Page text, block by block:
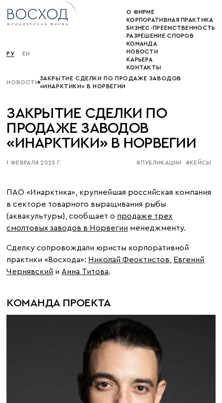
РУ EN
О ФИРМЕ
КОРПОРАТИВНАЯ ПРАКТИКА
БИЗНЕС-ПРЕЕМСТВЕННОСТЬ
РАЗРЕШЕНИЕ СПОРОВ
КОМАНДА
НОВОСТИ
КАРЬЕРА
КОНТАКТЫ
НОВОСТИ
ЗАКРЫТИЕ СДЕЛКИ ПО ПРОДАЖЕ ЗАВОДОВ
«ИНАРКТИКИ» В НОРВЕГИИ
ЗАКРЫТИЕ СДЕЛКИ ПО
ПРОДАЖЕ ЗАВОДОВ
«ИНАРКТИКИ» В НОРВЕГИИ
1 ФЕВРАЛЯ 2023 Г. #ПУБЛИКАЦИИ #КЕЙСЫ
ПАО «Инарктика», крупнейшая российская компания
в секторе товарного выращивания рыбы
(аквакультуры), сообщает о продаже трех
смолтовых заводов в Норвегии менеджменту.
Сделку сопровождали юристы корпоративной
практики «Восхода»: Николай Феоктистов
Евгений
Чернявский и Анна Титова.
КОМАНДА ПРОЕКТА